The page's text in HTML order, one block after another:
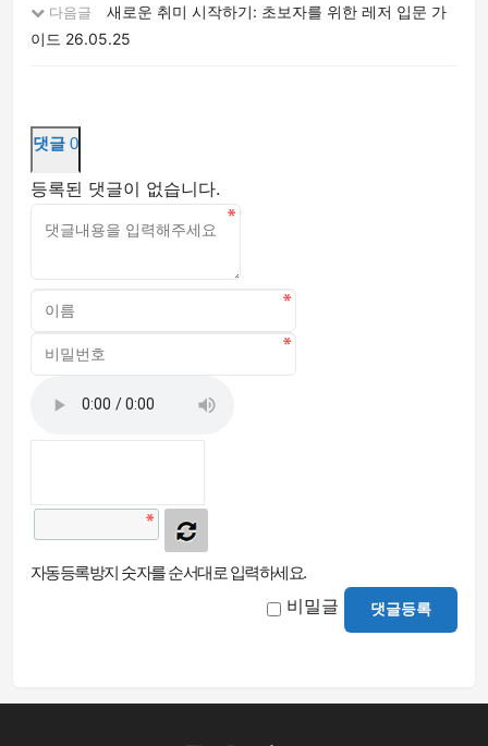
다음글
새로운 취미 시작하기: 초보자를 위한 레저 입문 가
이드 26.05.25
댓글 0
등록된 댓글이 없습니다.
자동등록방지 숫자를 순서대로 입력하세요.
비밀글 댓글등록